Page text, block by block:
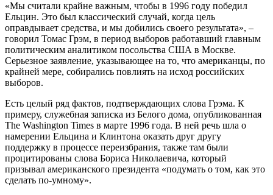
«Мы считали крайне важным, чтобы в 1996 году победил
Ельцин. Это был классический случай, когда цель
оправдывает средства, и мы добились своего результата», –
говорил Томас Грэм, в период выборов работавший главным
политическим аналитиком посольства США в Москве.
Серьезное заявление, указывающее на то, что американцы, по
крайней мере, собирались повлиять на исход российских
выборов.
Есть целый ряд фактов, подтверждающих слова Грэма. К
примеру, служебная записка из Белого дома, опубликованная
The Washington Times в марте 1996 года. В ней речь шла о
намерении Ельцина и Клинтона оказать друг другу
поддержку в процессе переизбрания, также там были
процитированы слова Бориса Николаевича, который
призывал американского президента «подумать о том, как это
сделать по-умному».